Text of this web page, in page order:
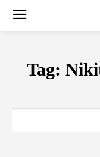
Tag: